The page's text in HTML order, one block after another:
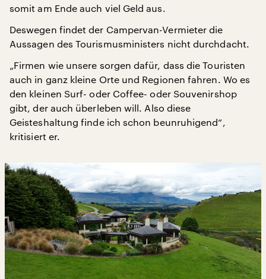
somit am Ende auch viel Geld aus.
Deswegen findet der Campervan-Vermieter die
Aussagen des Tourismusministers nicht durchdacht.
„Firmen wie unsere sorgen dafür, dass die Touristen
auch in ganz kleine Orte und Regionen fahren. Wo es
den kleinen Surf- oder Coffee- oder Souvenirshop
gibt, der auch überleben will. Also diese
Geisteshaltung finde ich schon beunruhigend“,
kritisiert er.